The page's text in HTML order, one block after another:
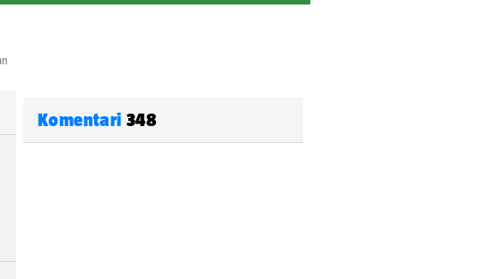
Komentari 348